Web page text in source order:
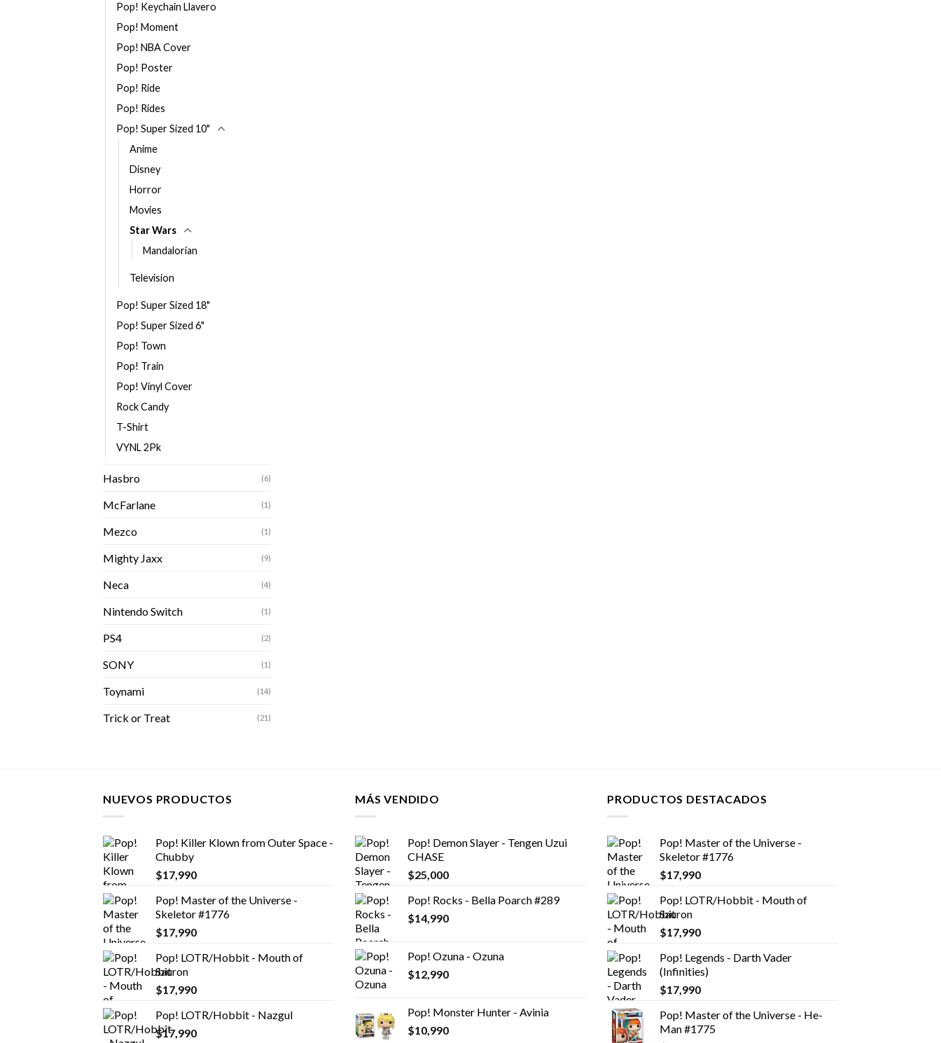
Pop! Keychain Llavero
Pop! Moment
Pop! NBA Cover
Pop! Poster
Pop! Ride
Pop! Rides
Pop! Super Sized 10"
Anime
Disney
Horror
Movies
Star Wars
Mandalorian
Television
Pop! Super Sized 18"
Pop! Super Sized 6"
Pop! Town
Pop! Train
Pop! Vinyl Cover
Rock Candy
T-Shirt
VYNL 2Pk
Hasbro (6)
McFarlane (1)
Mezco (1)
Mighty Jaxx (9)
Neca (4)
Nintendo Switch (1)
PS4 (2)
SONY (1)
Toynami (14)
Trick or Treat (21)
NUEVOS PRODUCTOS
Pop! Killer Klown from Outer Space -
Chubby
$17,990
Pop! Master of the Universe -
Skeletor #1776
$17,990
Pop! LOTR/Hobbit - Mouth of
Sauron
$17,990
Pop! LOTR/Hobbit - Nazgul
$17,990
MÁS VENDIDO
Pop! Demon Slayer - Tengen Uzui
CHASE
$25,000
Pop! Rocks - Bella Poarch #289
$14,990
Pop! Ozuna - Ozuna
$12,990
Pop! Monster Hunter - Avinia
$10,990
PRODUCTOS DESTACADOS
Pop! Master of the Universe -
Skeletor #1776
$17,990
Pop! LOTR/Hobbit - Mouth of
Sauron
$17,990
Pop! Legends - Darth Vader
(Infinities)
$17,990
Pop! Master of the Universe - He-
Man #1775